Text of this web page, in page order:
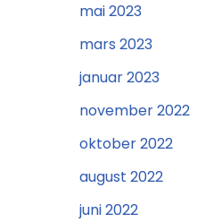
mai 2023
mars 2023
januar 2023
november 2022
oktober 2022
august 2022
juni 2022